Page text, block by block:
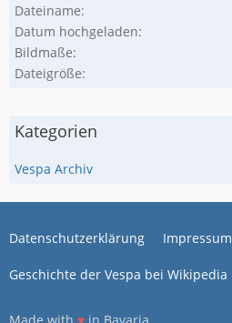
Dateiname
Datum hochgeladen
Bildmaße
Dateigröße
Kategorien
Vespa Archiv
Datenschutzerklärung Impressum
Geschichte der Vespa bei Wikipedia